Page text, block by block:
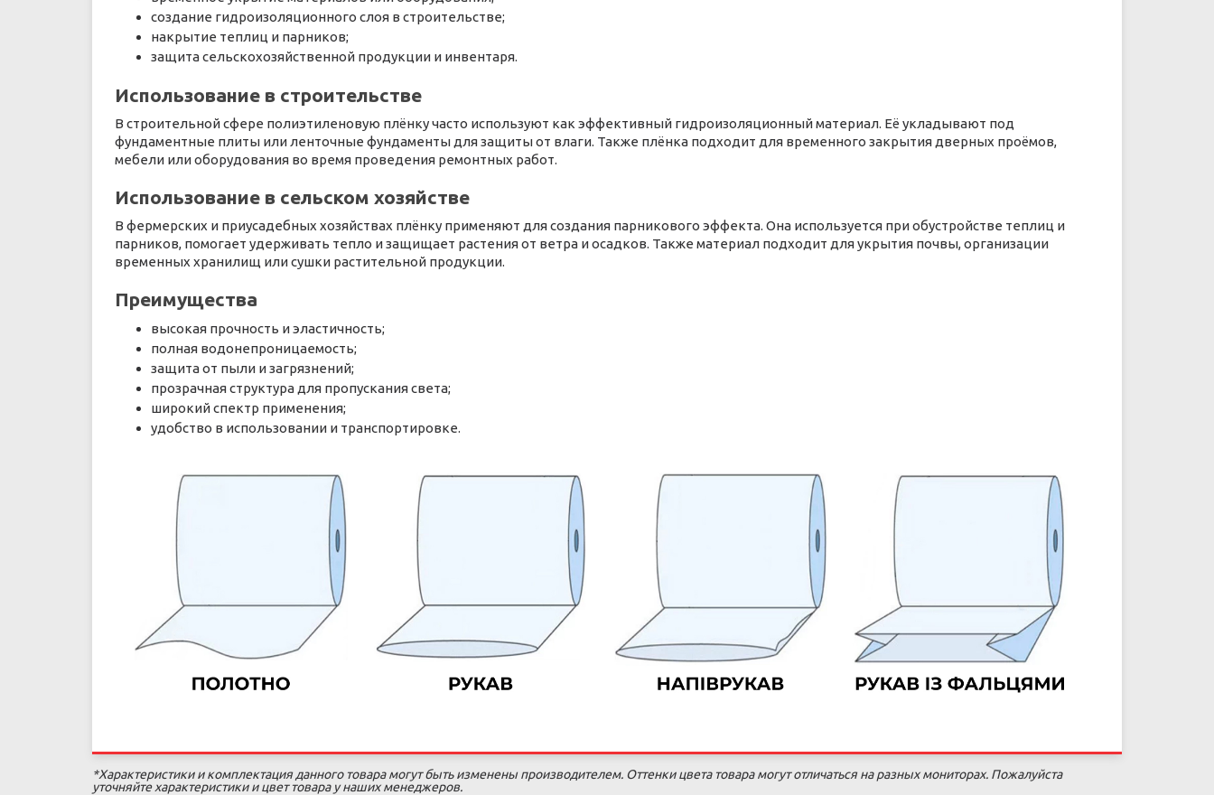
создание гидроизоляционного слоя в строительстве;
накрытие теплиц и парников;
защита сельскохозяйственной продукции и инвентаря.
Использование в строительстве
В строительной сфере полиэтиленовую плёнку часто используют как эффективный гидроизоляционный материал. Её укладывают под
фундаментные плиты или ленточные фундаменты для защиты от влаги. Также плёнка подходит для временного закрытия дверных проёмов,
мебели или оборудования во время проведения ремонтных работ.
Использование в сельском хозяйстве
В фермерских и приусадебных хозяйствах плёнку применяют для создания парникового эффекта. Она используется при обустройстве теплиц и
парников, помогает удерживать тепло и защищает растения от ветра и осадков. Также материал подходит для укрытия почвы, организации
временных хранилищ или сушки растительной продукции.
Преимущества
высокая прочность и эластичность;
полная водонепроницаемость;
защита от пыли и загрязнений;
прозрачная структура для пропускания света;
широкий спектр применения;
удобство в использовании и транспортировке.
*Характеристики и комплектация данного товара могут быть изменены производителем. Оттенки цвета товара могут отличаться на разных мониторах. Пожалуйста
уточняйте характеристики и цвет товара у наших менеджеров.